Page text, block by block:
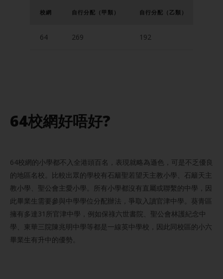
校網 自行分配 （甲類） 自行分配 （乙類）
64 269 192
64校網好唔好?
64校網的小學都不入全港頭百名，表現就略為遜色，可是不乏優良
的地區名校。比較出眾的學校有石籬聖若望天主教小學、石籬天主
教小學、聖公會主愛小學。所有小學都沒有直屬或聯繫的中學，因
此畢業生需要參與中學學位分配辦法，爭取入讀官津中學。葵青區
擁有多達31所官津中學，例如保祿六世書院、聖公會林護紀念中
學、東華三院陳兆明中學等都是一線英中學校，因此同校區的小六
畢業生有升中的優勢。